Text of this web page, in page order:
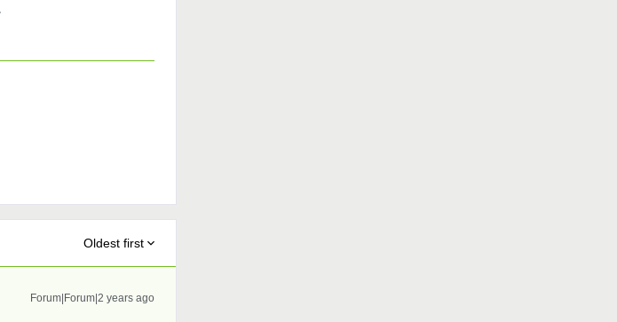
Oldest first
Forum|Forum|2 years ago